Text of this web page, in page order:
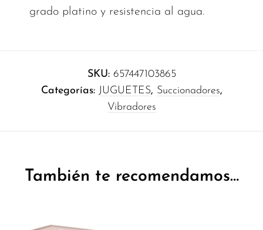
grado platino y resistencia al agua.
SKU: 657447103865
Categorías: JUGUETES, Succionadores,
Vibradores
También te recomendamos…